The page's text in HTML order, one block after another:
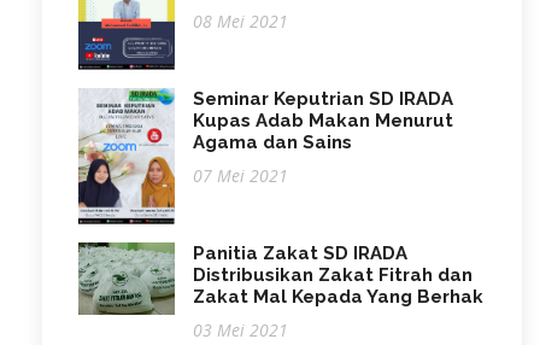
08 Mei 2021
Seminar Keputrian SD IRADA
Kupas Adab Makan Menurut
Agama dan Sains
07 Mei 2021
Panitia Zakat SD IRADA
Distribusikan Zakat Fitrah dan
Zakat Mal Kepada Yang Berhak
03 Mei 2021